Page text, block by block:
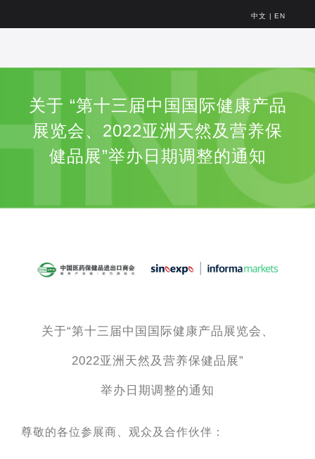
中文 | EN
关于 “第十三届中国国际健康产品
展览会、2022亚洲天然及营养保
健品展”举办日期调整的通知
关于“第十三届中国国际健康产品展览会、
2022亚洲天然及营养保健品展”
举办日期调整的通知
尊敬的各位参展商、观众及合作伙伴：